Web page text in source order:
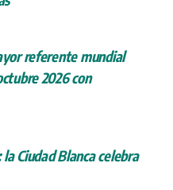
referente mundial
2026 con
Ciudad Blanca celebra